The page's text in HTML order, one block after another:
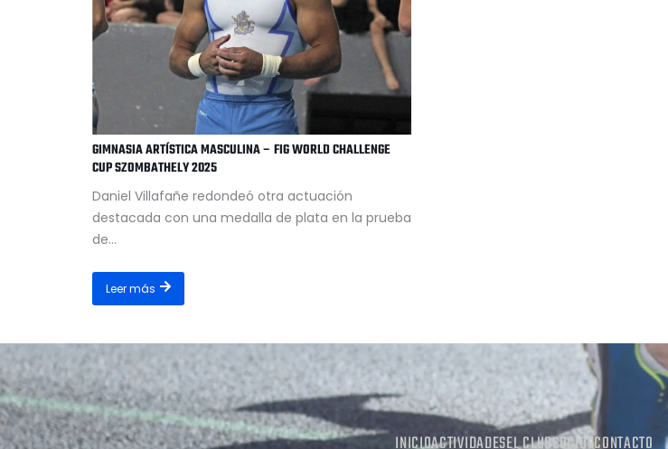
GIMNASIA ARTÍSTICA MASCULINA – FIG WORLD CHALLENGE
CUP SZOMBATHELY 2025
Daniel Villafañe redondeó otra actuación
destacada con una medalla de plata en la prueba
de...
Leer más
INICIOACTIVIDADESEL CLUBSOCIOSCONTACTO